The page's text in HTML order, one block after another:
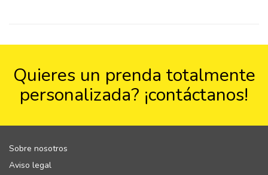
Quieres un prenda totalmente
personalizada? ¡contáctanos!
Sobre nosotros
Aviso legal